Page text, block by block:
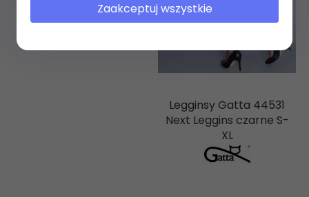
Legginsy Gatta 44531
Next Leggins czarne S-
XL
Zaakceptuj wszystkie